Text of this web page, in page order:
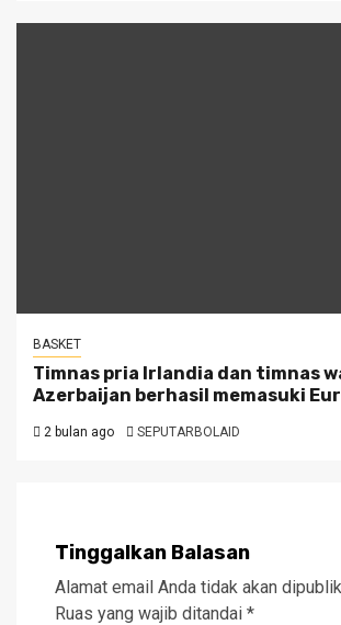
BASKET
Timnas pria Irlandia dan timnas
Azerbaijan berhasil memasuki
2 bulan ago SEPUTARBOLAID
Tinggalkan Balasan
Alamat email Anda tidak akan
Ruas yang wajib ditandai *